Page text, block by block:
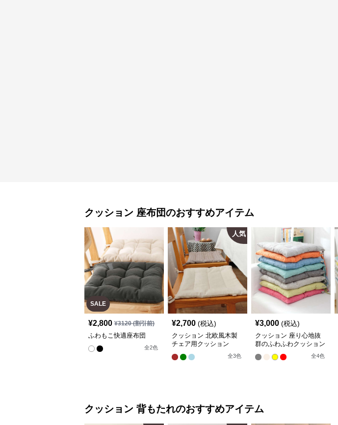
クッション 座布団のおすすめアイテム
SALE
¥2,800 ¥3120(割引前)
ふわもこ快適座布団
全2色
人気
¥2,700 (税込)
クッション 北欧風木製
チェア用クッション
全3色
¥3,000 (税込)
クッション 座り心地抜
群のふわふわクッション
全4色
クッション 背もたれのおすすめアイテム